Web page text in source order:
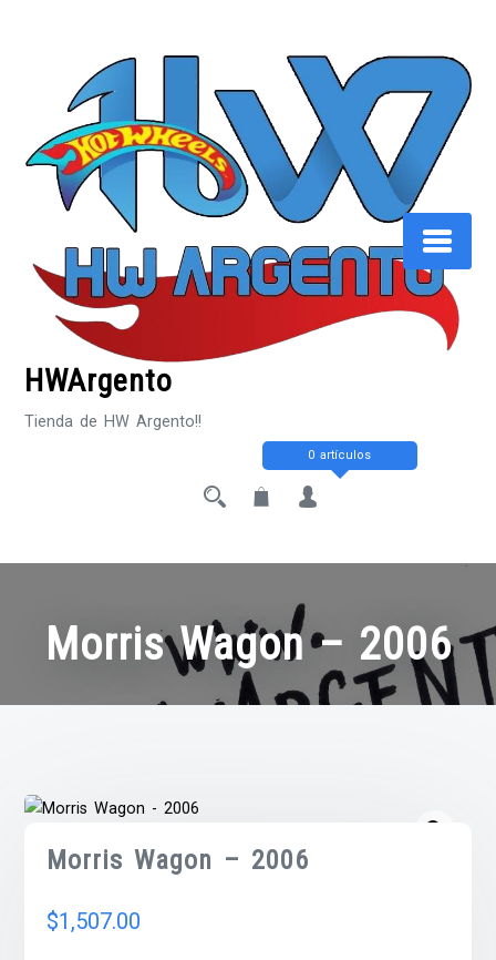
HWArgento
Tienda de HW Argento!!
0 artículos
Morris Wagon – 2006
Morris Wagon – 2006
$1,507.00